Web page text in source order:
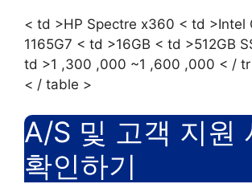
< td >HP Spectre x360 < td >Intel
1165G7 < td >16GB < td >512GB
td >1 ,300 ,000 ~1 ,600 ,000 < /
< / table >
A/S 및 고객 지원
확인하기